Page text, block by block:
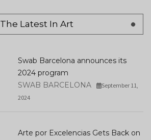
The Latest In Art
Swab Barcelona announces its
2024 program
SWAB BARCELONA
September 11,
2024
Arte por Excelencias Gets Back on